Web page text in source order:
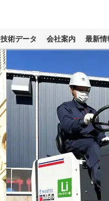
技術データ 会社案内 最新情